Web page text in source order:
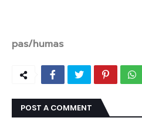
pas/humas
POST A COMMENT